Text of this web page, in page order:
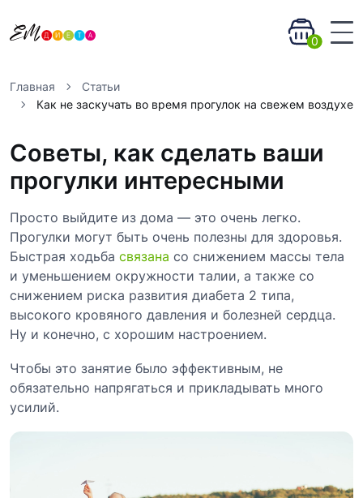
0
Главная
Статьи
Как не заскучать во время прогулок на свежем воздухе
Советы, как сделать ваши
прогулки интересными
Просто выйдите из дома — это очень легко.
Прогулки могут быть очень полезны для здоровья.
Быстрая ходьба связана со снижением массы тела
и уменьшением окружности талии, а также со
снижением риска развития диабета 2 типа,
высокого кровяного давления и болезней сердца.
Ну и конечно, с хорошим настроением.
Чтобы это занятие было эффективным, не
обязательно напрягаться и прикладывать много
усилий.